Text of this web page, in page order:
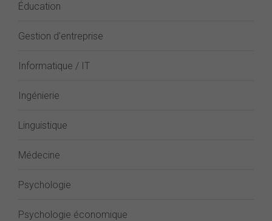
Éducation
Gestion d'entreprise
Informatique / IT
Ingénierie
Linguistique
Médecine
Psychologie
Psychologie économique